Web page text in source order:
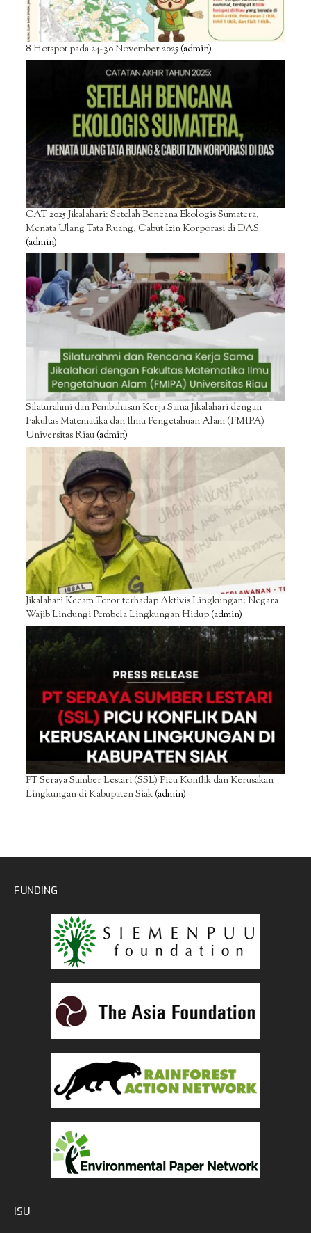
8 Hotspot pada 24-30 November 2025(admin)
CAT 2025 Jikalahari: Setelah Bencana Ekologis Sumatera,
Menata Ulang Tata Ruang, Cabut Izin Korporasi di DAS
(admin)
Silaturahmi dan Pembahasan Kerja Sama Jikalahari dengan
Fakultas Matematika dan Ilmu Pengetahuan Alam (FMIPA)
Universitas Riau(admin)
Jikalahari Kecam Teror terhadap Aktivis Lingkungan: Negara
Wajib Lindungi Pembela Lingkungan Hidup(admin)
PT Seraya Sumber Lestari (SSL) Picu Konflik dan Kerusakan
Lingkungan di Kabupaten Siak(admin)
FUNDING
ISU